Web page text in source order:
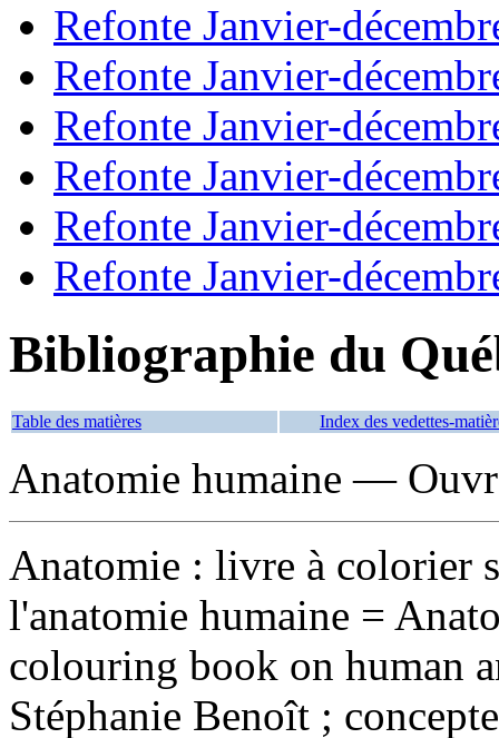
Refonte Janvier-
Refonte Janvier-
Refonte Janvier-
Refonte Janvier-
Refonte Janvier-
Refonte Janvier-
Bibliographie du
Table des matières Index des vedettes-
Anatomie humaine —
Anatomie : livre à colorier
l'anatomie humaine =
colouring book on human
Stéphanie Benoît ;